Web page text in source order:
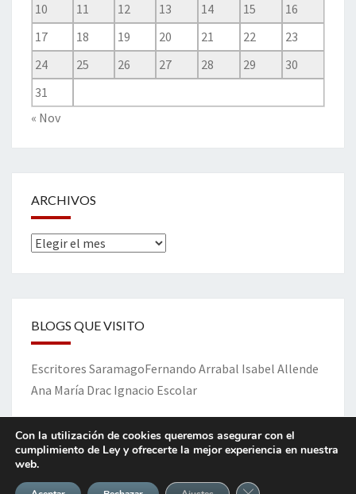
10
11 12 13 14 15
16
17
18 19 20 21 22
23
24
25 26 27 28 29
30
31
« Nov
ARCHIVOS
Archivos
BLOGS QUE VISITO
Escritores SaramagoFernando Arrabal Isabel Allende
Ana María Drac Ignacio Escolar
ETIQUETAS
Con la utilización de cookies queremos asegurar con el
cumplimiento de Ley y ofrecerte la mejor experiencia en nuestra
web.
Cerrar el banner de